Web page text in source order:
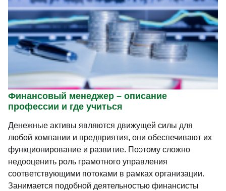
Финансовый менеджер – описание
профессии и где учиться
Денежные активы являются движущей силы для
любой компании и предприятия, они обеспечивают их
функционирование и развитие. Поэтому сложно
недооценить роль грамотного управления
соответствующими потоками в рамках организации.
Занимается подобной деятельностью финансисты